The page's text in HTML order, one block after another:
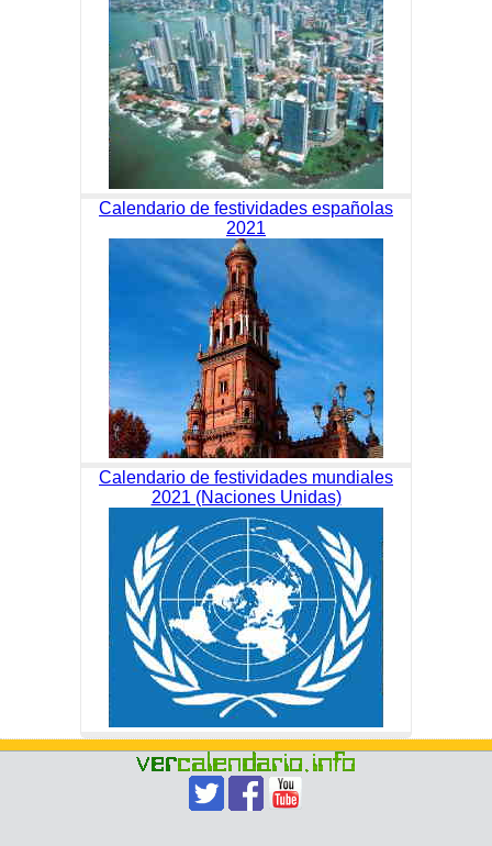
Calendario de festividades españolas
2021
Calendario de festividades mundiales
2021 (Naciones Unidas)